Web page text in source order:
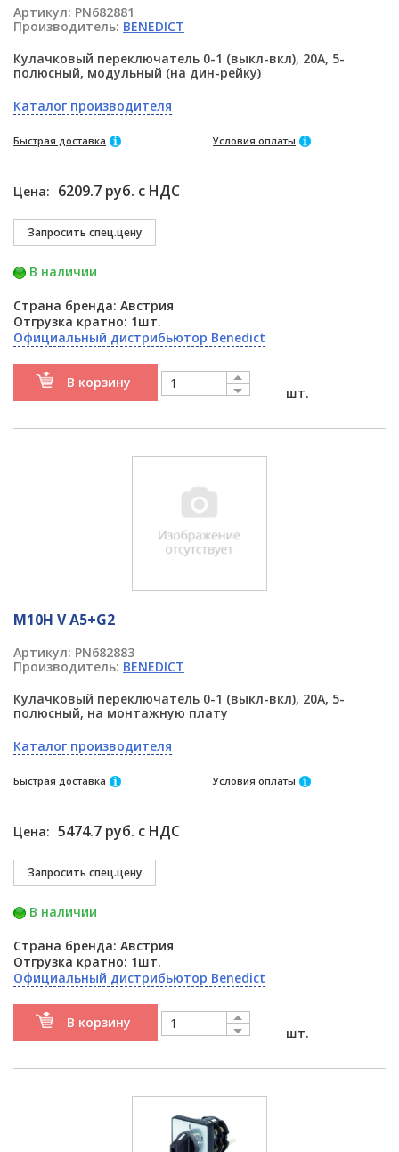
Артикул: PN682881
Производитель: BENEDICT
Кулачковый переключатель 0-1 (выкл-вкл), 20А, 5-
полюсный, модульный (на дин-рейку)
Каталог производителя
Быстрая доставка Условия оплаты
Цена: 6209.7 руб. с НДС
В наличии
Страна бренда: Австрия
Отгрузка кратно: 1шт.
Официальный дистрибьютор Benedict
В корзину
шт.
M10H V A5+G2
Артикул: PN682883
Производитель: BENEDICT
Кулачковый переключатель 0-1 (выкл-вкл), 20А, 5-
полюсный, на монтажную плату
Каталог производителя
Быстрая доставка Условия оплаты
Цена: 5474.7 руб. с НДС
В наличии
Страна бренда: Австрия
Отгрузка кратно: 1шт.
Официальный дистрибьютор Benedict
В корзину
шт.